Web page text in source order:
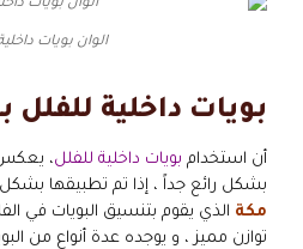
الوان بويات
بويات داخلية للفلل
أن استخدام بويات داخلية للفلل،
بشكل رائع جداً ، إذا تم تطبيقها
مكة الذي يقوم بتنسيق البويات في
توازن مميز ، و يوجده عدة أنواع من